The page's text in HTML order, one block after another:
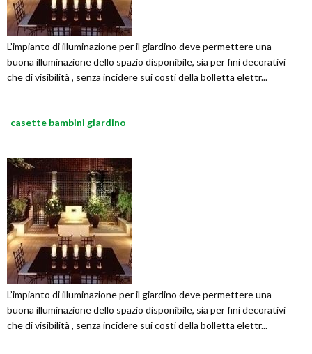
L’impianto di illuminazione per il giardino deve permettere una
buona illuminazione dello spazio disponibile, sia per fini decorativi
che di visibilità , senza incidere sui costi della bolletta elettr...
casette bambini giardino
L’impianto di illuminazione per il giardino deve permettere una
buona illuminazione dello spazio disponibile, sia per fini decorativi
che di visibilità , senza incidere sui costi della bolletta elettr...